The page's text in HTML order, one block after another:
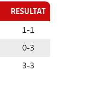
RESULTAT
1-1
0-3
3-3